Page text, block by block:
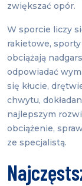
zwiększać opór.
W sporcie liczy
rakietowe,
obciążają
odpowiadać
się kłucie,
chwytu,
najlepszym
obciążenie,
ze specjalistą.